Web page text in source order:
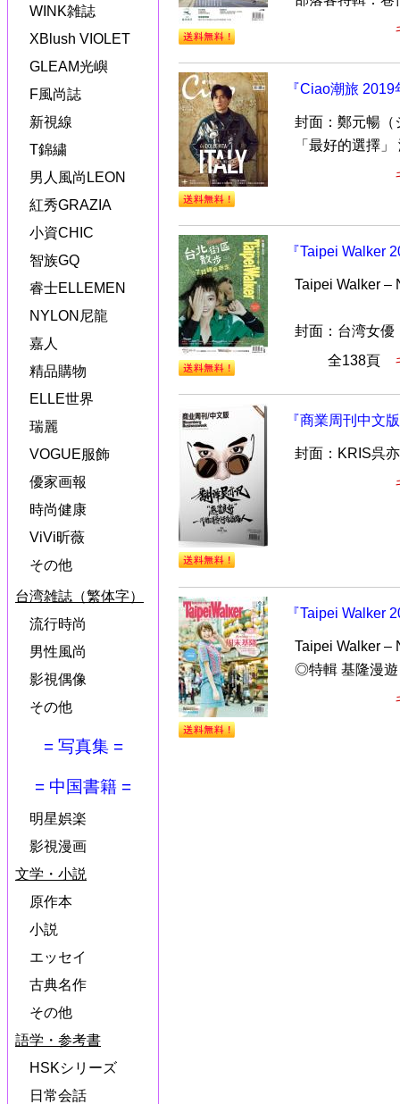
WINK雑誌
XBlush VIOLET
GLEAM光嶼
F風尚誌
新視線
T錦繍
男人風尚LEON
紅秀GRAZIA
小資CHIC
智族GQ
睿士ELLEMEN
NYLON尼龍
嘉人
精品購物
ELLE世界
瑞麗
VOGUE服飾
優家画報
時尚健康
ViVi昕薇
その他
台湾雑誌（繁体字）
流行時尚
男性風尚
影視偶像
その他
= 写真集 =
= 中国書籍 =
明星娯楽
影視漫画
文学・小説
原作本
小説
エッセイ
古典名作
その他
語学・参考書
HSKシリーズ
日常会話
『Ciao潮旅
封面：鄭元暢（
「最好的選擇
『Taipei Walker
Taipei Walker –
封面：台湾女
全138頁
『商業周刊中文
封面：KRIS呉
『Taipei Walker
Taipei Walker –
◎特輯 基隆漫遊